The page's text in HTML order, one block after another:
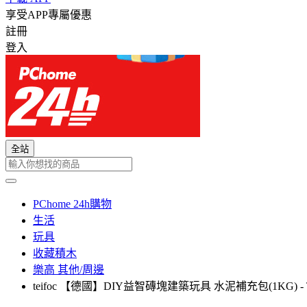
享受APP專屬優惠
註冊
登入
全站
PChome 24h購物
生活
玩具
收藏積木
樂高 其他/周邊
teifoc 【德國】DIY益智磚塊建築玩具 水泥補充包(1KG) -